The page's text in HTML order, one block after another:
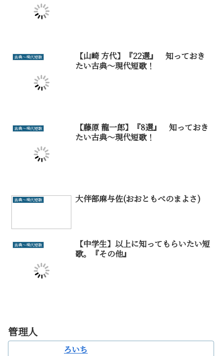
古典～現代短歌
【山崎 方代】『22選』 知っておき
たい古典～現代短歌！
古典～現代短歌
【藤原 龍一郎】『8選』 知っておき
たい古典～現代短歌！
古典～現代短歌 大伴部麻与佐(おおともべのまよさ)
古典～現代短歌
【中学生】以上に知ってもらいたい短
歌。『その他』
管理人
ろいち